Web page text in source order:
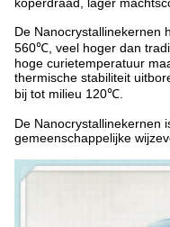
De Nanocrystallinekernen
560℃, veel hoger dan
hoge curietemperatuur
thermische stabiliteit
bij tot milieu 120℃.
De Nanocrystallinekernen
gemeenschappelijke